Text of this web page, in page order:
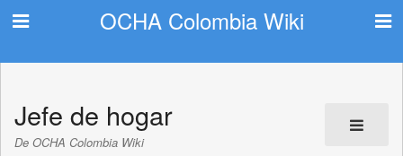
OCHA Colombia Wiki
Jefe de hogar
De OCHA Colombia Wiki